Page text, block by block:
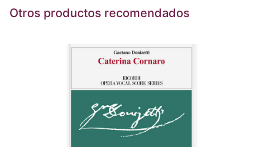
Otros productos recomendados